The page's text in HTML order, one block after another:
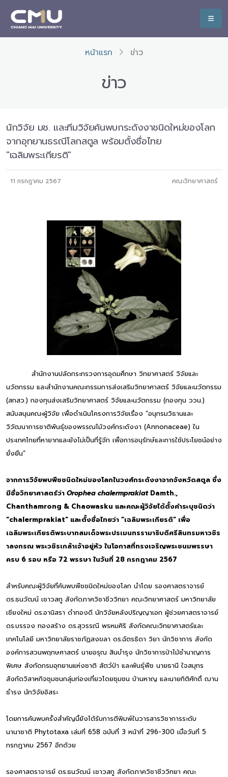
หน้าแรก ข่าว
ข่าว
นักวิจัย มช. และทีมวิจัยค้นพบกระดังงาชนิดใหม่ของโลก
จากอุทยานธรณีโลกสตูล พร้อมตั้งชื่อไทย
"เฉลิมพระเกียรติ"
11 กรกฎาคม 2567 คณะวิทยาศาสตร์
สำนักงานปลัดกระทรวงการอุดมศึกษา วิทยาศาสตร์ วิจัยและ
นวัตกรรม และสำนักงานคณะกรรมการส่งเสริมวิทยาศาสตร์ วิจัยและนวัตกรรม
(สกสว.) กองทุนส่งเสริมวิทยาศาสตร์ วิจัยและนวัตกรรม (กองทุน ววน.)
สนับสนุนคณะผู้วิจัย เพื่อดำเนินโครงการวิจัยเรื่อง “อนุกรมวิธานและ
วิวัฒนาการชาติพันธุ์ของพรรณไม้วงศ์กระดังงา (Annonaceae) ใน
ประเทศไทยที่หายากและยังไม่เป็นที่รู้จัก เพื่อการอนุรักษ์และการใช้ประโยชน์อย่าง
ยั่งยืน”
จากการวิจัยพบพืชชนิดใหม่ของโลกในวงศ์กระดังงาจากจังหวัดสตูล ซึ่ง
มีชื่อวิทยาศาสตร์ว่า Orophea chalermprakiat Damth.,
Chanthamrong & Chaowasku และคณะผู้วิจัยได้ตั้งคำระบุชนิดว่า
“chalermprakiat” และตั้งชื่อไทยว่า “เฉลิมพระเกียรติ” เพื่อ
เฉลิมพระเกียรติพระบาทสมเด็จพระปรเมนทรรามาธิบดีศรีสินทรมหาวชิร
าลงกรณ พระวชิรเกล้าเจ้าอยู่หัว ในโอกาสที่ทรงเจริญพระชนมพรรษา
ครบ 6 รอบ หรือ 72 พรรษา ในวันที่ 28 กรกฎาคม 2567
สำหรับคณะผู้วิจัยที่ค้นพบพืชชนิดใหม่ของโลก นำโดย รองศาสตราจารย์
ดร.ธนวัฒน์ เชาวสกู สังกัดภาควิชาชีววิทยา คณะวิทยาศาสตร์ มหาวิทยาลัย
เชียงใหม่ ดร.อานิสรา ดำทองดี นักวิจัยหลังปริญญาเอก ผู้ช่วยศาสตราจารย์
ดร.บรรจง ทองสร้าง ดร.สุวรรณี พรหมศิริ สังกัดคณะวิทยาศาสตร์และ
เทคโนโลยี มหาวิทยาลัยราชภัฏสงขลา ดร.ฉัตรธิดา วิยา นักวิชาการ สังกัด
องค์การสวนพฤกษศาสตร์ นายอรุณ สินบำรุง นักวิชาการป่าไม้ชำนาญการ
พิเศษ สังกัดกรมอุทยานแห่งชาติ สัตว์ป่า และพันธุ์พืช นายธานี ใจสมุทร
สังกัดวิสาหกิจชุมชนกลุ่มท่องเที่ยวโดยชุมชน บ้านหาญ และนายกิติศักดิ์ ฌาน
ธำรง นักวิจัยอิสระ
โดยการค้นพบครั้งสำคัญนี้ยังได้รับการตีพิมพ์ในวารสารวิชาการระดับ
นานาชาติ Phytotaxa เล่มที่ 658 ฉบับที่ 3 หน้าที่ 296-300 เมื่อวันที่ 5
กรกฎาคม 2567 อีกด้วย
รองศาสตราจารย์ ดร.ธนวัฒน์ เชาวสกู สังกัดภาควิชาชีววิทยา คณะ